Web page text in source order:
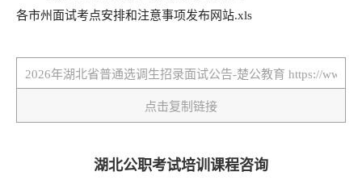
各市州面试考点安排和注意事项发布网站.xls
点击复制链接
湖北公职考试培训课程咨询